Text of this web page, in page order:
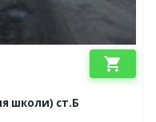
shopping_cart
школи) ст.Б